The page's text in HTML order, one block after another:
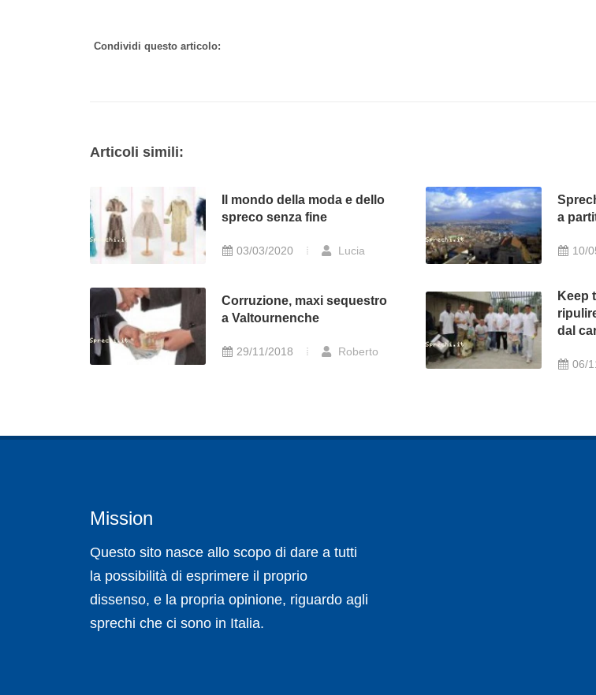
Condividi questo articolo:
Articoli simili:
Il mondo della moda e dello
spreco senza fine
03/03/2020 Lucia
a
10/
Corruzione, maxi sequestro
a Valtournenche
29/11/2018 Roberto
Keep
dal
06/
Mission
Questo sito nasce allo scopo di dare a tutti
la possibilità di esprimere il proprio
dissenso, e la propria opinione, riguardo agli
sprechi che ci sono in Italia.